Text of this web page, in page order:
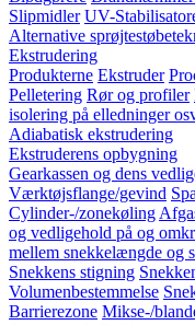
Slipmidler UV-
Alternative
Ekstrudering
Produkterne Ekstruder
Pelletering Rør og profiler
isolering på elledninger
Adiabatisk ekstrudering
Ekstruderens opbygning
Gearkassen og dens
Værktøjsflange/gevind
Cylinder-/zonekøling
og vedligehold på og
mellem snekkelængde og
Snekkens stigning
Volumenbestemmelse
Barrierezone Mikse-/